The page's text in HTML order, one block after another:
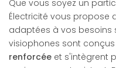
Que vous soyez un
Électricité vous propose
adaptées à vos besoins
visiophones sont
renforcée et s'intègrent